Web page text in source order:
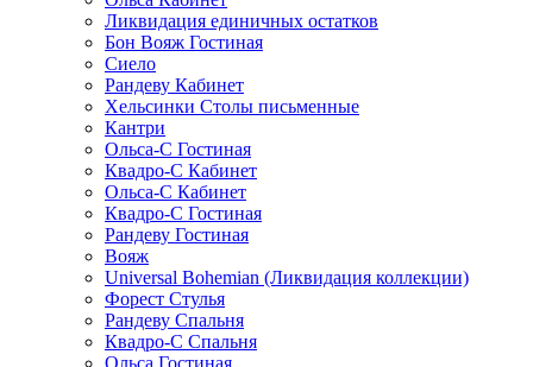
Ликвидация единичных остатков
Бон Вояж Гостиная
Сиело
Рандеву Кабинет
Хельсинки Столы письменные
Кантри
Ольса-С Гостиная
Квадро-С Кабинет
Ольса-С Кабинет
Квадро-С Гостиная
Рандеву Гостиная
Вояж
Universal Bohemian (Ликвидация коллекции)
Форест Стулья
Рандеву Спальня
Квадро-С Спальня
Ольса Гостиная